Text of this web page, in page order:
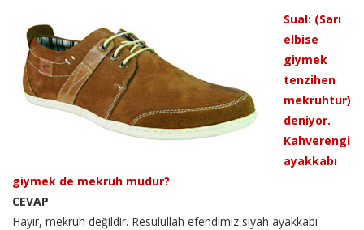
Sual: (Sarı
elbise
giymek
tenzihen
mekruhtur)
deniyor.
Kahverengi
ayakkabı
giymek de mekruh mudur?
CEVAP
Hayır, mekruh değildir. Resulullah efendimiz siyah ayakkabı